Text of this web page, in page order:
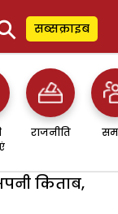
सब्सक्राइब
राजनीति
किताब,